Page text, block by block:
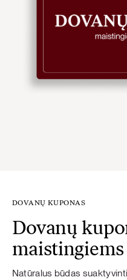
DOVANŲ KUPONAS
Dovanų
Natūralus būdas